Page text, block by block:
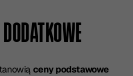
ceny podstawowe